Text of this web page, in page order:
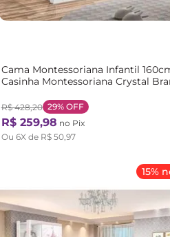
Cama Montessoriana Infantil
Casinha Montessoriana Crystal
R$ 428,20 29%OFF
R$ 259,98 no Pix
Ou 6X de R$ 50,97
15%